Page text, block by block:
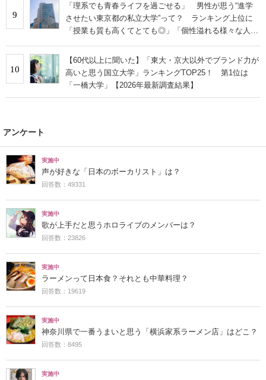
9
「理系でも青春ライフを過ごせる」 男性が思う“進学
させたい東京都の私立大学”って？ ランキング上位に
「授業も質も高くてとても◎」「個性溢れる様々な人間
10
【60代以上に聞いた】「東大・京大以外でブランド力が
高いと思う国立大学」ランキングTOP25！ 第1位は
「一橋大学」【2026年最新調査結果】
アンケート
実施中
声が好きな「日本のボーカリスト」は？
回答数：49331
実施中
歌が上手だと思うホロライブのメンバーは？
回答数：23826
実施中
ラーメンって日本食？それとも中華料理？
回答数：19619
実施中
神奈川県で一番うまいと思う「横浜家系ラーメン店」はどこ？
回答数：8495
実施中